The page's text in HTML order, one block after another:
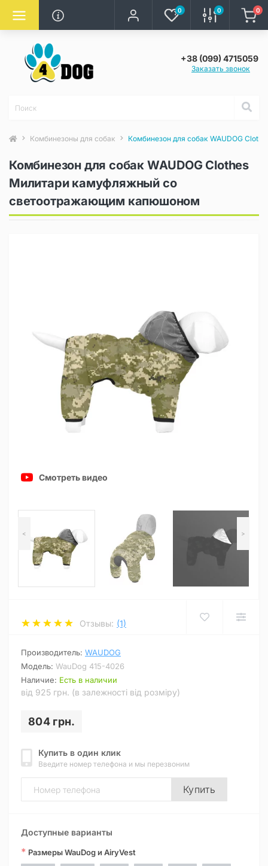
0 0 0
+38 (099) 4715059
Заказать звонок
Комбинезоны для собак Комбинезон для собак WAUDOG
Комбинезон для собак WAUDOG Clothes
Милитари камуфляжный со
светоотражающим капюшоном
Смотреть видео
< >
Отзывы: (1)
Производитель: WAUDOG
Модель: WauDog 415-4026
Наличие: Есть в наличии
від 925 грн. (в залежності від розміру)
804 грн.
Купить в один клик
Введите номер телефона и мы перезвоним
Купить
Доступные варианты
* Размеры WauDog и AiryVest